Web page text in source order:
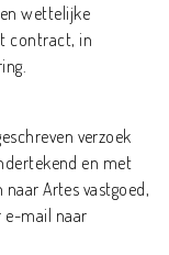
wettelijke
contract, in
verzoek
en met
Artes vastgoed,
e-mail naar